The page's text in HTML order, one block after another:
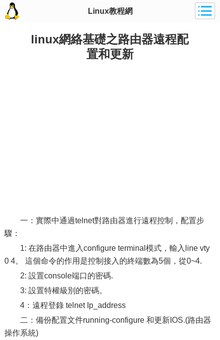
Linux教程網
linux網絡基礎之路由器遠程配
置和更新
一：實際中通過telnet對路由器進行遠程控制，配置步
驟：
1: 在路由器中進入configure terminal模式，輸入line vty
0 4。 這個命令的作用是控制接入的終端數為5個，從0~4.
2: 設置console端口的密碼.
3: 設置特權級別的密碼。
4：遠程登錄 telnet Ip_address
二：備份配置文件running-configure 和更新IOS.(路由器
操作系統)